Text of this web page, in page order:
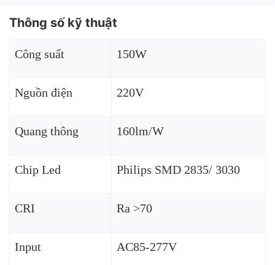
Thông số kỹ thuật
Công suất 150W
Nguồn điện 220V
Quang thông 160lm/W
Chip Led Philips SMD 2835/ 3030
CRI Ra >70
Input AC85-277V